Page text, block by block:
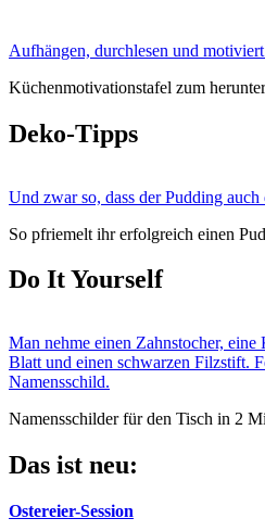
Aufhängen, durchlesen und
Küchenmotivationstafel zum
Deko-Tipps
Und zwar so, dass der Pudding
So pfriemelt ihr erfolgreich einen
Do It Yourself
Man nehme einen Zahnstocher, eine
Blatt und einen schwarzen Filzstift.
Namensschild.
Namensschilder für den Tisch in 2
Das ist neu:
Ostereier-Session